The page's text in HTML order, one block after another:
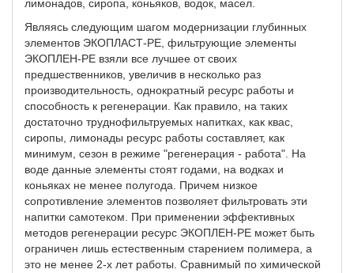
лимонадов, сиропа, коньяков, водок, масел.
Являясь следующим шагом модернизации глубинных
элементов ЭКОПЛАСТ-РЕ, фильтрующие элементы
ЭКОПЛЕН-РЕ взяли все лучшее от своих
предшественников, увеличив в несколько раз
производительность, однократный ресурс работы и
способность к регенерации. Как правило, на таких
достаточно труднофильтруемых напитках, как квас,
сиропы, лимонады ресурс работы составляет, как
минимум, сезон в режиме "регенерация - работа". На
воде данные элементы стоят годами, на водках и
коньяках не менее полугода. Причем низкое
сопротивление элементов позволяет фильтровать эти
напитки самотеком. При применении эффективных
методов регенерации ресурс ЭКОПЛЕН-РЕ может быть
ограничен лишь естественным старением полимера, а
это не менее 2-х лет работы. Сравнимый по химической